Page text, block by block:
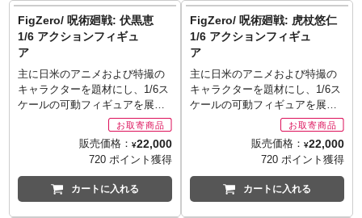
ールアップが図られた今回はノ
ンスケールで全高約23センチの
フィギュアとしてまとめられま
した。亜鉛合金ダイキャスト製
のフレームの採用により、57ヶ
所の可動ポイントを実現。得意
とする精密でリアルな塗装を施
すことにより、ハイディテール
な造形をより際立たせる！全体
的に暗いブラックカラーが施さ
れ、顔には血涙を流しているか
のような赤いマーキングが追
加。また、中にワイヤーが仕込
再現が可能となる、プレイバリ
ューが高いアイテムに。ノーマ
ルバージョンに加えてラインナ
ップしたDXバージョンではツイ
ンプロペラ、「押忍!!クソ男
飯!!」、埋没ガチゴリラなどが追
加付属します。
※お取り寄せ商品はご注文後出
荷までに1週間前後必要となりま
※メーカー在庫品切れの場合、
商品をご用意出来ない場合もご
ざいます。
FigZero/ 呪術廻戦: 伏黒恵
1/6 アクションフィギュ
ア
主に日米のアニメおよび特撮の
キャラクターを題材にし、1/6ス
ケールの可動フィギュアを展
開。広い可動範囲を持つ素体の
上に、様々な素材を用いた精巧
な衣装をまとい、緻密な塗装を
施した付属品を加え、各キャラ
クターをリアルに再現。コダワ
リ仕様ながらも、お手頃プライ
販売価格： ¥22,000
720 ポイント獲得
カートに入れる
FigZero/ 呪術廻戦: 虎杖悠仁
1/6 アクションフィギュ
ア
主に日米のアニメおよび特撮の
キャラクターを題材にし、1/6ス
ケールの可動フィギュアを展
開。広い可動範囲を持つ素体の
上に、様々な素材を用いた精巧
な衣装をまとい、緻密な塗装を
施した付属品を加え、各キャラ
クターをリアルに再現。コダワ
リ仕様ながらも、お手頃プライ
販売価格： ¥22,000
720 ポイント獲得
カートに入れる